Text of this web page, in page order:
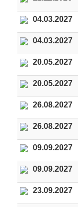
04.03.2027
04.03.2027
20.05.2027
20.05.2027
26.08.2027
26.08.2027
09.09.2027
09.09.2027
23.09.2027